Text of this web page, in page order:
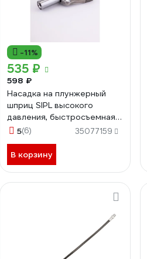
-11%
535 ₽
598 ₽
Насадка на плунжерный
шприц SIPL высокого
давления, быстросъемная с
двумя рукоятками KQ-
5(6) 35077159
В корзину